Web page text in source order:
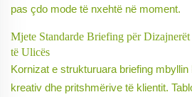
pas çdo mode të nxehtë në moment.
Mjete Standarde Briefing për
të Ulicës
Kornizat e strukturuara briefing
kreativ dhe pritshmërive të klientit.